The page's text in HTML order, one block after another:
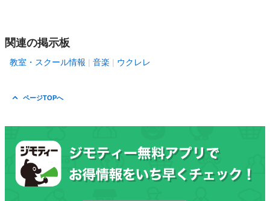
関連の掲示板
教室・スクール情報 音楽 ウクレレ
ページTOPへ